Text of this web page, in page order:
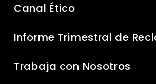
Canal Ético
Informe Trimestral de
Trabaja con Nosotros